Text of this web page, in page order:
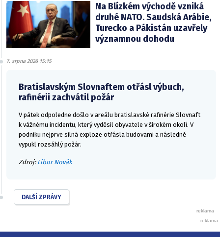
Na Blízkém východě vzniká
druhé NATO. Saudská Arábie,
Turecko a Pákistán uzavřely
významnou dohodu
7. srpna 2026 15:15
Bratislavským Slovnaftem otřásl výbuch,
rafinérii zachvátil požár
V pátek odpoledne došlo v areálu bratislavské rafinérie Slovnaft
k vážnému incidentu, který vyděsil obyvatele v širokém okolí. V
podniku nejprve silná exploze otřásla budovami a následně
vypukl rozsáhlý požár.
Zdroj: Libor Novák
DALŠÍ ZPRÁVY